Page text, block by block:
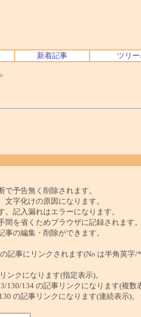
新着記事 ツリ
予告無く削除されます。
字化けの原因になります。
記入漏れはエラーになります。
を省くためブラウザに記録されます。
の編集・削除ができます。
記事にリンクされます(No は半角英字/
ンクになります(指定表示)。
130/134 の記事リンクになります(複数
の記事リンクになります(連続表示)。